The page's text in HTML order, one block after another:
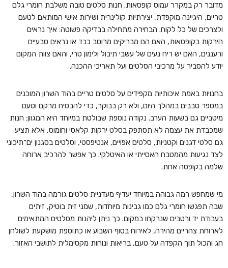
מדובר רק במקרר עמוס קופסאות. חנות סלטים טובה משלבת חומרי גלם
טריים, היגיינה מוקפדת, יצירתיות קולינרית ושירות אישי המותאם לטעם
ולצרכים של כל לקוח. הבחירה מתחילה בבדיקה פשוטה: איך נראים
הירקות בקופסאות, האם הם מבריקים מרוטב כבד או נראים טבעיים
ורעננים, האם יש ריח נעים של עשבי תיבול ולימון טרי, והאם צוות המקום
יודע להסביר על מרכיבי הסלטים ועל תאריכי ההכנה.
בחנויות באמת איכותיות מקפידים על סלטים טריים בהוד השרון המוכנים
במספר סבבים במהלך היום, ולא רק בבוקר, כדי להבטיח מרקם וטעם
מיטביים גם בשעות הערב. נקודה נוספת שבולטת במיוחד היא המגוון: חנות
שמכבדת את עצמה לא תסתפק בסלט ירקות קלאסי וחומוס, אלא תציע
גם סלטי דגנים וקטניות, סלטים אפויים, אנטיפסטי, וסלטים בסגנון ים־תיכוני
לצד נגיעות מהמטבח האסייתי או האיטלקי. כך אפשר להרכיב ארוחה
שלמה בקופסה אחת.
מי שמחפש רמה גבוהה במיוחד יעדיף מעדניית סלטים גורמה בהוד השרון,
שבה תפגשו חומרי גלם כמו גבינות מיוחדות, שמני זית בוטיק, זיתים
בעבודת יד ורטבים שנרקחו במקום. כך ניתן ליהנות מסלטים המתאימים
לארוחת צהריים מהירה, לאירוח בסוף השבוע או כתוספת מושקעת לשולחן
חג והכול תוך הקפדה על טעם, בריאות ונוחות מקסימלית לתושבי האזור.